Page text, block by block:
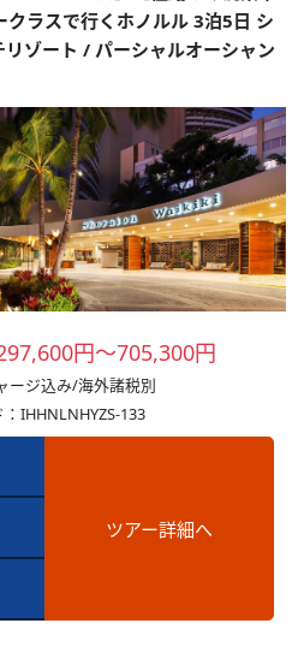
ラスで行くホノルル 3泊5日 シ
ゾート / パーシャルオーシャン
円～705,300円
ージ込み/海外諸税別
IHHNLNHYZS-133
ツアー詳細へ